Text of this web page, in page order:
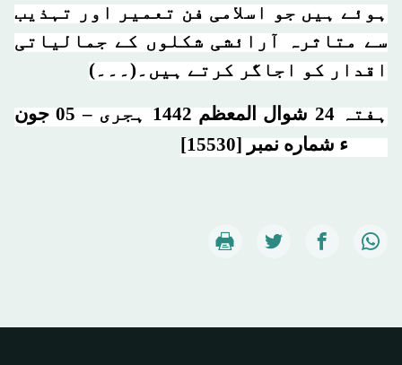
ہوئے ہیں جو اسلامی فن تعمیر اور تہذیب
سے متاثرہ آرائشی شکلوں کے جمالیاتی
اقدار کو اجاگر کرتے ہیں۔(۔۔۔)
ہفتہ 24 شوال المعظم 1442 ہجرى – 05 جون